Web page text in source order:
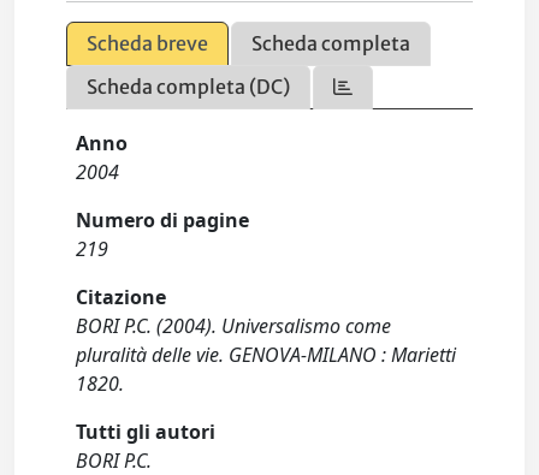
Scheda breve
Scheda completa
Scheda completa (DC)
Anno
2004
Numero di pagine
219
Citazione
BORI P.C. (2004). Universalismo come
pluralità delle vie. GENOVA-MILANO : Marietti
1820.
Tutti gli autori
BORI P.C.